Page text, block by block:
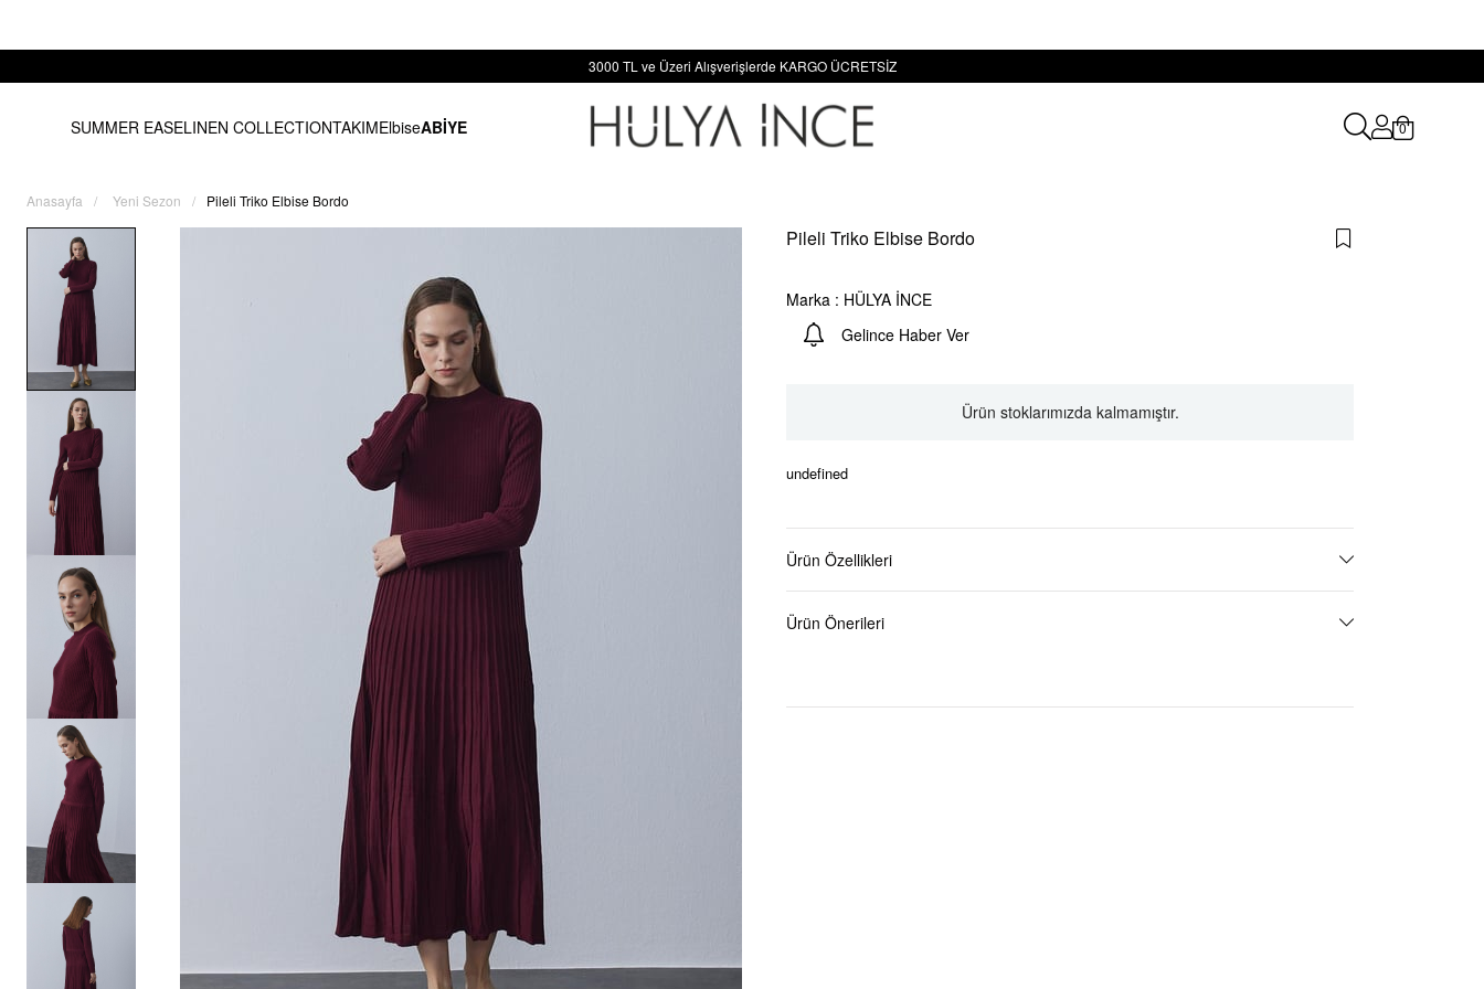
3000 TL ve Üzeri Alışverişlerde KARGO ÜCRETSİZ
SUMMER EASELINEN COLLECTIONTAKIMElbiseABİYE 0
Anasayfa Yeni Sezon Pileli Triko Elbise Bordo
Pileli Triko Elbise Bordo
Marka : HÜLYA İNCE
Gelince Haber Ver
Ürün stoklarımızda kalmamıştır.
undefined
Ürün Özellikleri
Ürün Önerileri